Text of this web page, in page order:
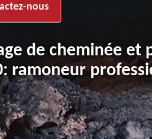
nous
de cheminée et
ramoneur